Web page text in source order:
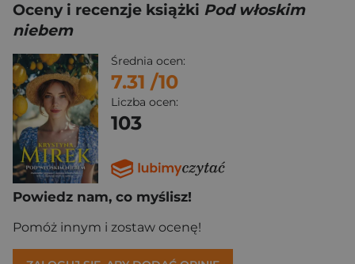
Oceny i recenzje książki Pod włoskim
niebem
Średnia ocen:
7.31 /10
Liczba ocen:
103
Powiedz nam, co myślisz!
Pomóż innym i zostaw ocenę!